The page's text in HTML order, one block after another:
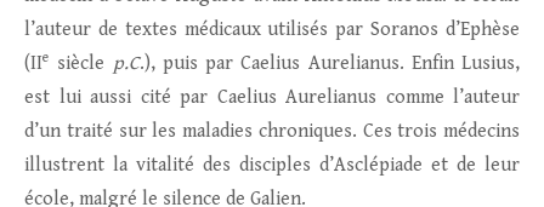
l’auteur de textes médicaux utilisés par Soranos d’Ephèse
(IIe siècle p.C.), puis par Caelius Aurelianus. Enfin Lusius,
est lui aussi cité par Caelius Aurelianus comme l’auteur
d’un traité sur les maladies chroniques. Ces trois médecins
illustrent la vitalité des disciples d’Asclépiade et de leur
école, malgré le silence de Galien.